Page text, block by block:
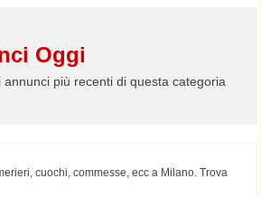
Oggi
più recenti di questa categoria
cuochi, commesse, ecc a Milano. Trova